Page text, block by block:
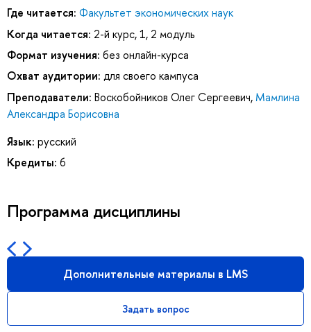
Где читается: Факультет экономических наук
Когда читается: 2-й курс, 1, 2 модуль
Формат изучения: без онлайн-курса
Охват аудитории: для своего кампуса
Преподаватели: Воскобойников Олег Сергеевич, Мамлина
Александра Борисовна
Язык: русский
Кредиты: 6
Программа дисциплины
Дополнительные материалы в LMS
Задать вопрос